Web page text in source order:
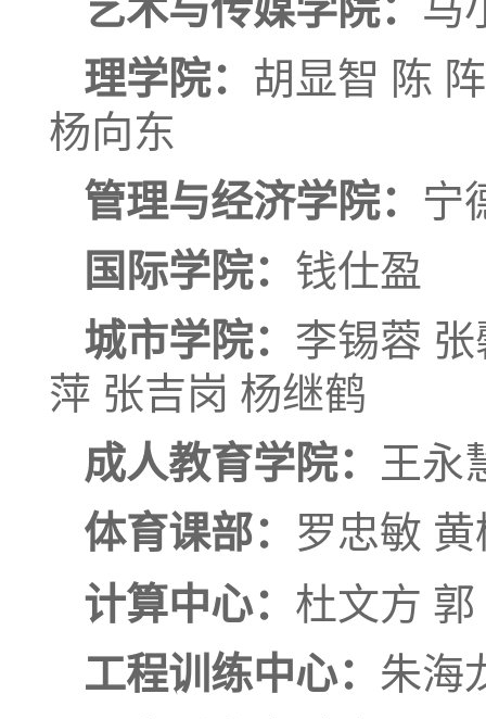
艺术与传媒学院： 马
理学院： 胡显智 陈
杨向东
管理与经济学院： 宁
国际学院： 钱仕盈
城市学院： 李锡蓉
萍 张吉岗 杨继鹤
成人教育学院： 王永
体育课部： 罗忠敏
计算中心： 杜文方 郭
工程训练中心： 朱海